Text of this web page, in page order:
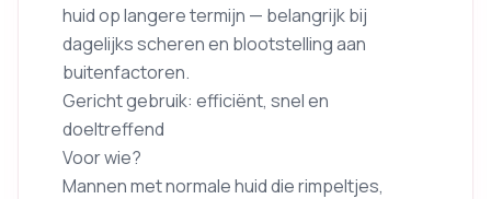
huid op langere termijn — belangrijk bij
dagelijks scheren en blootstelling aan
buitenfactoren.
Gericht gebruik: efficiënt, snel en
doeltreffend
Voor wie?
Mannen met normale huid die rimpeltjes,